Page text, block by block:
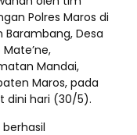
Polres Maros di
Barambang, Desa
Mandai,
Maros, pada
dini hari (30/5).
berhasil